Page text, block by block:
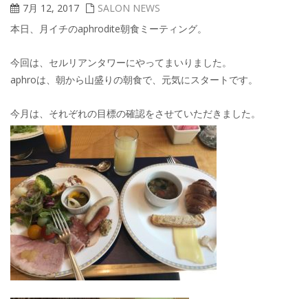
7月 12, 2017
SALON NEWS
本日、月イチのaphrodite朝食ミーティング。
今回は、セルリアンタワーにやってまいりました。
aphroは、朝から山盛りの朝食で、元気にスタートです。
今月は、それぞれの目標の確認をさせていただきました。